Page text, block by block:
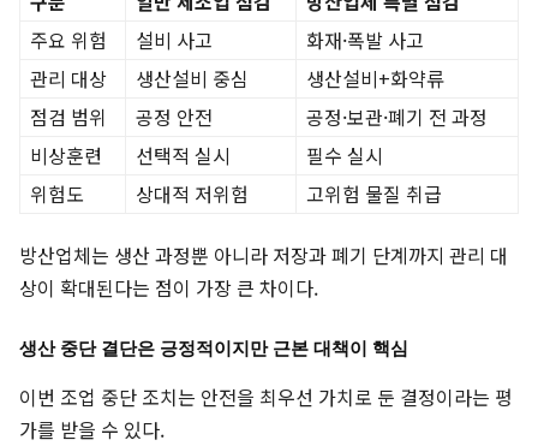
주요 위험
설비 사고
화재·폭발 사고
관리 대상
생산설비 중심
생산설비+화약류
점검 범위
공정 안전
공정·보관·폐기 전 과정
비상훈련
선택적 실시
필수 실시
위험도
상대적 저위험 고위험 물질 취급
방산업체는 생산 과정뿐 아니라 저장과 폐기 단계까지 관리 대
상이 확대된다는 점이 가장 큰 차이다.
생산 중단 결단은 긍정적이지만 근본 대책이 핵심
이번 조업 중단 조치는 안전을 최우선 가치로 둔 결정이라는 평
가를 받을 수 있다.